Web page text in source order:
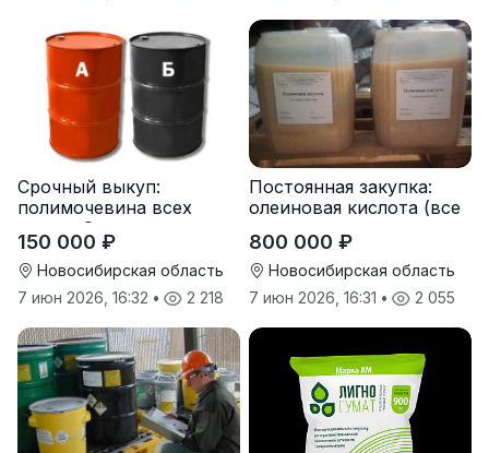
Срочный выкуп:
полимочевина всех
типов, Эластоплан,
Экстраплан
150 000 ₽
Новосибирская область
7 июн 2026, 16:32 • 2 218
Постоянная закупка:
олеиновая кислота (все
просрочка)
800 000 ₽
Новосибирская область
7 июн 2026, 16:31 • 2 055